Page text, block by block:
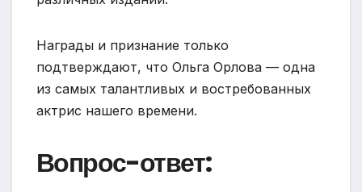
Награды и признание только
подтверждают, что Ольга Орлова — одна
из самых талантливых и востребованных
актрис нашего времени.
Вопрос-ответ: